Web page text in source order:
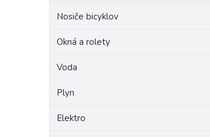
Nosiče bicyklov
Okná a rolety
Voda
Plyn
Elektro